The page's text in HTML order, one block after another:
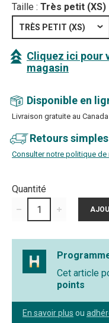
Taille : Très petit (XS)
TRÈS PETIT (XS)
Cliquez ici pour
magasin
Disponible en
Livraison gratuite au
Retours
Consulter notre politique de
Quantité
Cet article
points
En savoir plus ou